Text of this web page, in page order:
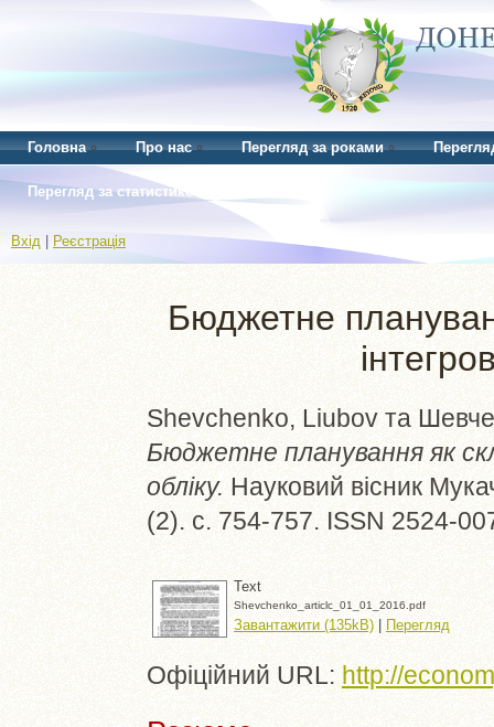
Головна Про нас Перегляд за роками
Перегляд за статистикою
Вхід Реєстрація
Бюджетне
Shevchenko, Liubov та
Бюджетне планування як
обліку. Науковий вісник
(2). с. 754-757. ISSN 2524-
Text
Shevchenko_articlc_01_01_2016.pdf
Завантажити (135kB) | Перегляд
Офіційний URL: http://